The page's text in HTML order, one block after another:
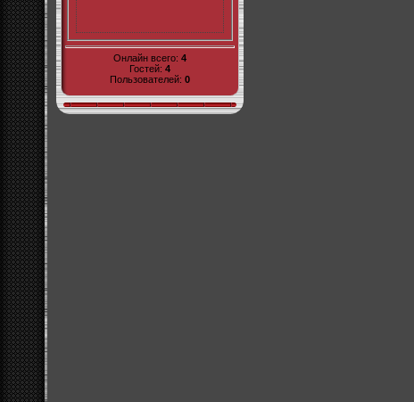
Онлайн всего: 4
Гостей: 4
Пользователей: 0